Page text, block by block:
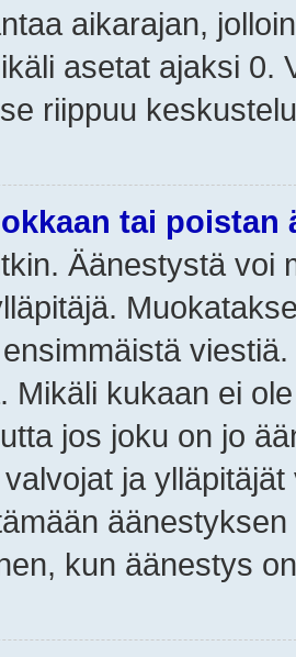
aikarajan,
asetat ajaksi 0.
riippuu
tai poistan
Äänestystä voi
Mikäli kukaan ei
jos joku on jo
ja
kun äänestys